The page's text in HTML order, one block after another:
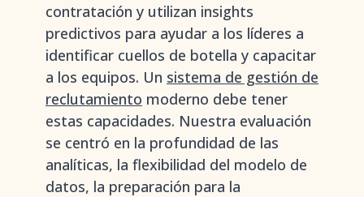
contratación y utilizan insights
predictivos para ayudar a los líderes a
identificar cuellos de botella y capacitar
a los equipos. Un sistema de gestión de
reclutamiento moderno debe tener
estas capacidades. Nuestra evaluación
se centró en la profundidad de las
analíticas, la flexibilidad del modelo de
datos, la preparación para la